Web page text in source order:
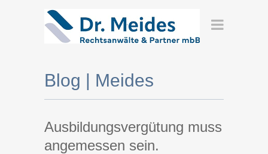
Blog | Meides
Ausbildungsvergütung muss
angemessen sein.